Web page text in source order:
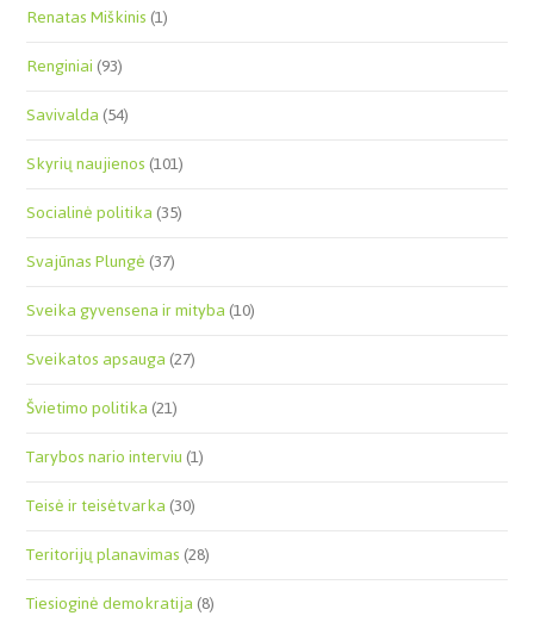
Renatas Miškinis(1)
Renginiai(93)
Savivalda(54)
Skyrių naujienos(101)
Socialinė politika(35)
Svajūnas Plungė(37)
Sveika gyvensena ir mityba(10)
Sveikatos apsauga(27)
Švietimo politika(21)
Tarybos nario interviu(1)
Teisė ir teisėtvarka(30)
Teritorijų planavimas(28)
Tiesioginė demokratija(8)